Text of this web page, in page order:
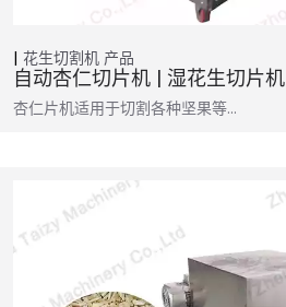
花生切割机 产品
自动杏仁切片机 | 湿花生切片机
杏仁片机适用于切割各种坚果等…